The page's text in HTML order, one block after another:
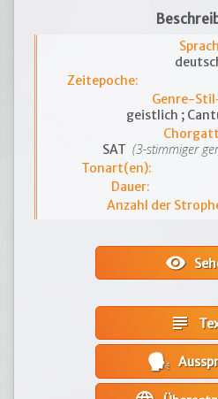
Zeitepoche:
Genre-
geistlich ;
SAT (3-stimmiger
Tonart(en):
Dauer:
Anzahl der
visibility
subject